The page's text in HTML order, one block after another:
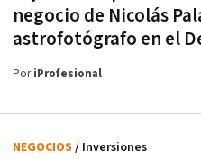
negocio de Nicolás
astrofotógrafo en el
PoriProfesional
NEGOCIOS / Inversiones